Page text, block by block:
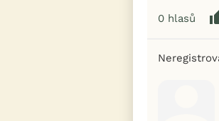
0 hlasů